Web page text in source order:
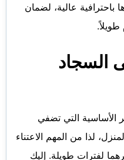
باحترافية عالية، لضمان
السجاد
الأساسية التي تضفي
لذا من المهم الاعتناء
لفترات طويلة. إليك